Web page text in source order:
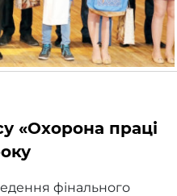
«Охорона праці
фінального